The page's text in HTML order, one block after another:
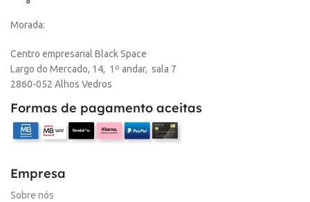
Morada:
Centro empresarial Black Space
Largo do Mercado, 14, 1º andar, sala 7
2860-052 Alhos Vedros
Formas de pagamento aceitas
Empresa
Sobre nós